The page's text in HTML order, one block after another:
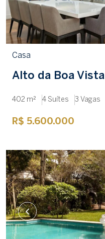
Casa
Alto da Boa Vista
402 m² 4 Suítes 3 Vagas
R$ 5.600.000